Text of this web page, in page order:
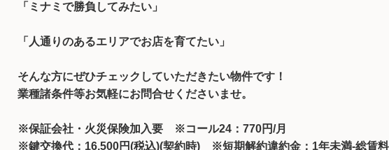
「ミナミで勝負してみたい」
「人通りのあるエリアでお店を育てたい」
そんな方にぜひチェックしていただきたい物件です！
業種諸条件等お気軽にお問合せくださいませ。
※保証会社・火災保険加入要 ※コール24：770円/月
※鍵交換代：16,500円(税込)(契約時) ※短期解約違約金：1年未満-総賃